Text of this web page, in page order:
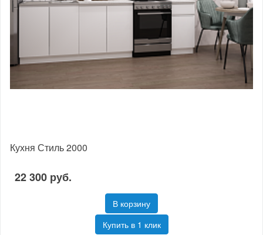
Кухня Стиль 2000
22 300 руб.
В корзину
Купить в 1 клик